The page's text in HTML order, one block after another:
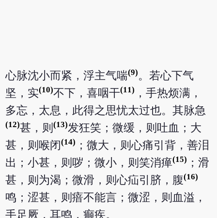
心脉沈小而紧，浮主气喘(9)。若心下气
坚，实(10)不下，喜咽干(11) ，手热烦满，
多忘，太息，此得之思忧太过也。其脉急
(12)甚，则(13)发狂笑；微缓，则吐血；大
甚，则喉闭(14) ；微大，则心痛引背，善泪
出；小甚，则哕；微小，则笑消瘅(15) ；滑
甚，则为渴；微滑，则心疝引脐，腹(16)
鸣；涩甚，则瘖不能言；微涩，则血溢，
手足厥，耳鸣，癫疾。